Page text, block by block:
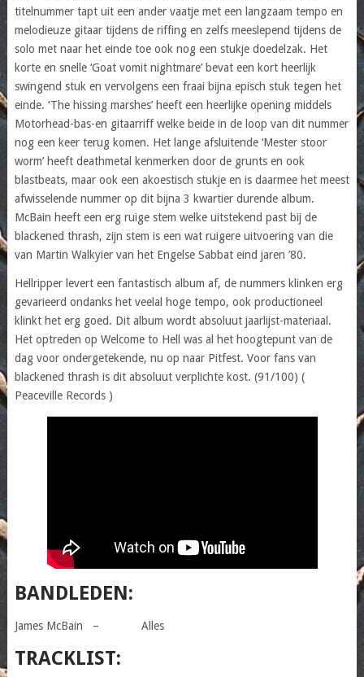
titelnummer tapt uit een ander vaatje met een langzaam tempo en
melodieuze gitaar tijdens de riffing en zelfs meeslepend tijdens de
solo met naar het einde toe ook nog een stukje doedelzak. Het
korte en snelle ‘Goat vomit nightmare’ bevat een kort heerlijk
swingend stuk en vervolgens een fraai bijna episch stuk tegen het
einde. ‘The hissing marshes’ heeft een heerlijke opening middels
Motorhead-bas-en gitaarriff welke beide in de loop van dit nummer
nog een keer terug komen. Het lange afsluitende ‘Mester stoor
worm’ heeft deathmetal kenmerken door de grunts en ook
blastbeats, maar ook een akoestisch stukje en is daarmee het meest
afwisselende nummer op dit bijna 3 kwartier durende album.
McBain heeft een erg ruige stem welke uitstekend past bij de
blackened thrash, zijn stem is een wat ruigere uitvoering van die
van Martin Walkyier van het Engelse Sabbat eind jaren ’80.
Hellripper levert een fantastisch album af, de nummers klinken erg
gevarieerd ondanks het veelal hoge tempo, ook productioneel
klinkt het erg goed. Dit album wordt absoluut jaarlijst-materiaal.
Het optreden op Welcome to Hell was al het hoogtepunt van de
dag voor ondergetekende, nu op naar Pitfest. Voor fans van
blackened thrash is dit absoluut verplichte kost. (91/100) (
Peaceville Records )
BANDLEDEN:
James McBain – Alles
TRACKLIST: